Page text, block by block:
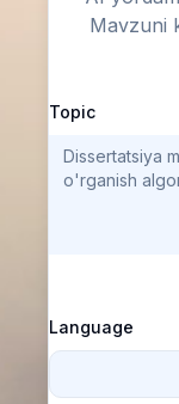
Mavzuni
Topic
Language